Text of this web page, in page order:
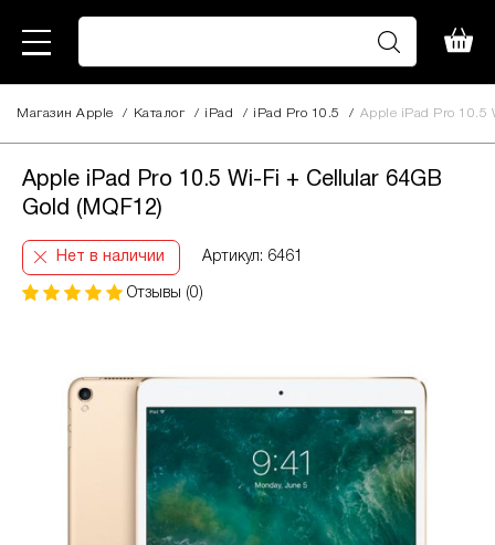
Магазин Apple / Каталог / iPad / iPad Pro 10.5 / Apple iPad Pro 10.5
Apple iPad Pro 10.5 Wi-Fi + Cellular 64GB
Gold (MQF12)
Нет в наличии Артикул: 6461
Отзывы (0)